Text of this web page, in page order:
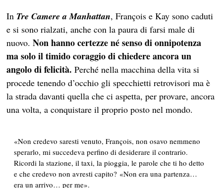
In Tre Camere a Manhattan, François e Kay sono caduti
e si sono rialzati, anche con la paura di farsi male di
nuovo.Non hanno certezze né senso di onnipotenza
ma solo il timido coraggio di chiedere ancora un
angolo di felicità. Perché nella macchina della vita si
procede tenendo d’occhio gli specchietti retrovisori ma è
la strada davanti quella che ci aspetta, per provare, ancora
una volta, a conquistare il proprio posto nel mondo.
«Non credevo saresti venuto, François, non osavo nemmeno
sperarlo, mi succedeva perfino di desiderare il contrario.
Ricordi la stazione, il taxi, la pioggia, le parole che ti ho detto
e che credevo non avresti capito? «Non era una partenza…
era un arrivo… per me».